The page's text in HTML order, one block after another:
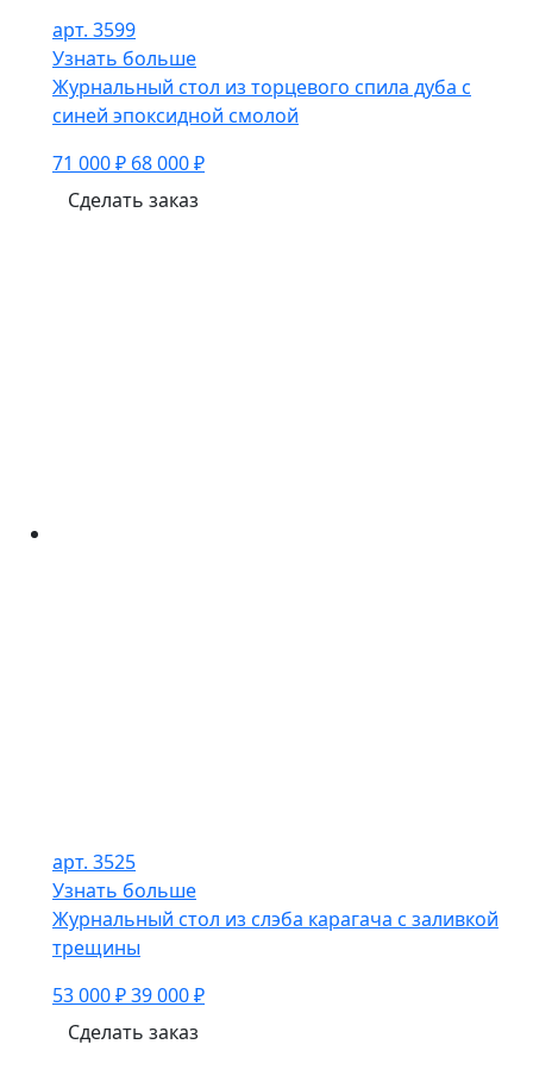
арт. 3599
Узнать больше
Журнальный стол из торцевого спила дуба с
синей эпоксидной смолой
71 000 ₽ 68 000 ₽
Сделать заказ
арт. 3525
Узнать больше
Журнальный стол из слэба карагача с заливкой
трещины
53 000 ₽39 000 ₽
Сделать заказ